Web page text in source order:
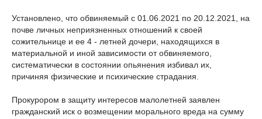
Установлено, что обвиняемый с 01.06.2021 по 20.12.2021, на
почве личных неприязненных отношений к своей
сожительнице и ее 4 - летней дочери, находящихся в
материальной и иной зависимости от обвиняемого,
систематически в состоянии опьянения избивал их,
причиняя физические и психические страдания.
Прокурором в защиту интересов малолетней заявлен
гражданский иск о возмещении морального вреда на сумму